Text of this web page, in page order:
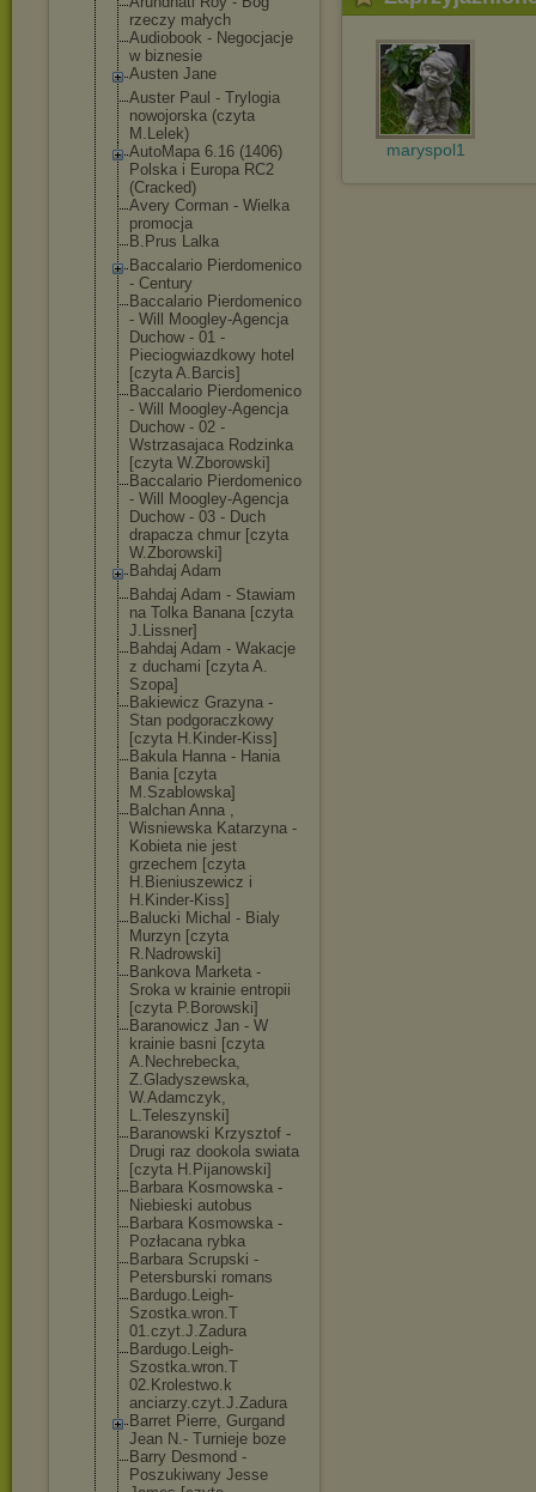
rzeczy małych
Audiobook - Negocjacje
w biznesie
Austen Jane
Auster Paul - Trylogia
nowojorska (czyta
M.Lelek)
AutoMapa 6.16 (1406)
Polska i Europa RC2
(Cracked)
Avery Corman - Wielka
promocja
B.Prus Lalka
Baccalario Pierdomenico
- Century
Baccalario Pierdomenico
- Will Moogley-Agencja
Duchow - 01 -
Pieciogwiazdkowy hotel
[czyta A.Barcis]
Baccalario Pierdomenico
- Will Moogley-Agencja
Duchow - 02 -
Wstrzasajaca Rodzinka
[czyta W.Zborowski]
Baccalario Pierdomenico
- Will Moogley-Agencja
Duchow - 03 - Duch
drapacza chmur [czyta
W.Zborowski]
Bahdaj Adam
Bahdaj Adam - Stawiam
na Tolka Banana [czyta
J.Lissner]
Bahdaj Adam - Wakacje
z duchami [czyta A.
Szopa]
Bakiewicz Grazyna -
Stan podgoraczkowy
[czyta H.Kinder-Kiss]
Bakula Hanna - Hania
Bania [czyta
M.Szablowska]
Balchan Anna ,
Wisniewska Katarzyna -
Kobieta nie jest
grzechem [czyta
H.Bieniuszewicz i
H.Kinder-Kiss]
Balucki Michal - Bialy
Murzyn [czyta
R.Nadrowski]
Bankova Marketa -
Sroka w krainie entropii
[czyta P.Borowski]
Baranowicz Jan - W
krainie basni [czyta
A.Nechrebecka,
Z.Gladyszewska,
W.Adamczyk,
L.Teleszynski]
Baranowski Krzysztof -
Drugi raz dookola swiata
[czyta H.Pijanowski]
Barbara Kosmowska -
Niebieski autobus
Barbara Kosmowska -
Pozłacana rybka
Barbara Scrupski -
Petersburski romans
Bardugo.Leigh-
Szostka.wron.T
01.czyt.J.Zadura
Bardugo.Leigh-
Szostka.wron.T
02.Krolestwo.k
anciarzy.czyt.J.Zadura
Barret Pierre, Gurgand
Jean N.- Turnieje boze
Barry Desmond -
Poszukiwany Jesse
maryspol1